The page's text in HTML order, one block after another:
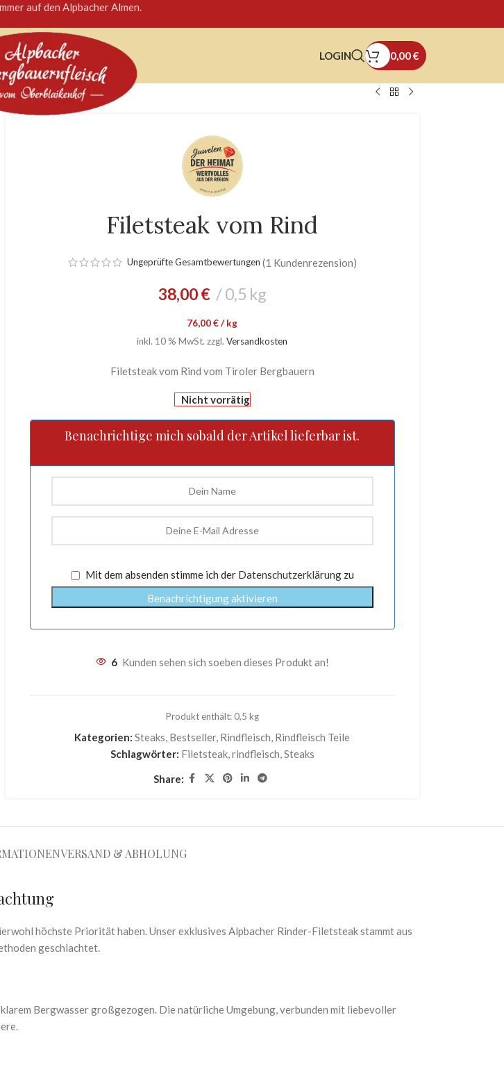
auf den Alpbacher Almen.
LOGIN 0,00€
Filetsteak vom Rind
Ungeprüfte Gesamtbewertungen (1 Kundenrezension)
38,00€ 0,5 kg
76,00€/kg
inkl. 10 % MwSt. zzgl.Versandkosten
Filetsteak vom Rind vom Tiroler Bergbauern
Nicht vorrätig
Benachrichtige mich sobald der Artikel lieferbar ist.
Mit dem absenden stimme ich der Datenschutzerklärungzu
Benachrichtigung aktivieren
6 Kunden sehen sich soeben dieses Produkt an!
Produkt enthält: 0,5kg
Kategorien: Steaks, Bestseller, Rindfleisch, Rindfleisch Teile
Schlagwörter: Filetsteak,rindfleisch,Steaks
Share:
VERSAND & ABHOLUNG
höchste Priorität haben. Unser exklusives Alpbacher Rinder-Filetsteak stammt aus
geschlachtet.
Bergwasser großgezogen. Die natürliche Umgebung, verbunden mit liebevoller